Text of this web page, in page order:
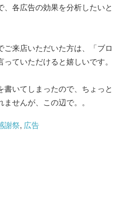
各広告の効果を分析したいと
ご来店いただいた方は、「ブロ
ていただけると嬉しいです。
いてしまったので、ちょっと
せんが、この辺で。。
謝祭, 広告